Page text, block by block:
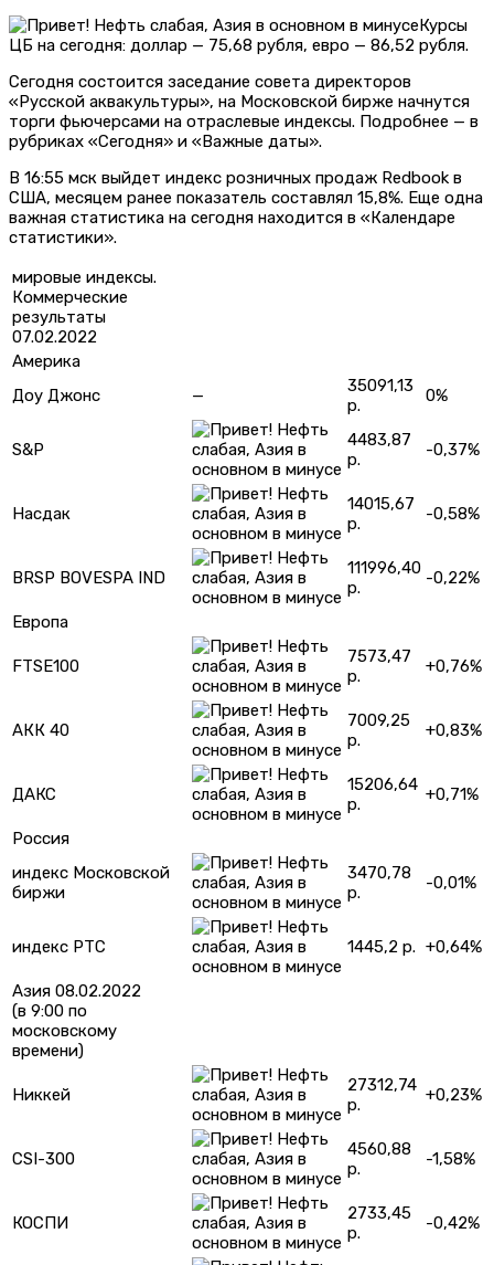
Курсы
ЦБ на сегодня: доллар — 75,68 рубля, евро — 86,52 рубля.
Сегодня состоится заседание совета директоров
«Русской аквакультуры», на Московской бирже начнутся
торги фьючерсами на отраслевые индексы. Подробнее — в
рубриках «Сегодня» и «Важные даты».
В 16:55 мск выйдет индекс розничных продаж Redbook в
США, месяцем ранее показатель составлял 15,8%. Еще одна
важная статистика на сегодня находится в «Календаре
статистики».
мировые индексы.
Коммерческие
результаты
07.02.2022
Америка
Доу Джонс
—
35091,13
р.
0%
S&P
4483,87
р.
-0,37%
Насдак
14015,67
р.
-0,58%
BRSP BOVESPA IND
111996,40
р.
-0,22%
Европа
FTSE100
7573,47
р.
+0,76%
АКК 40
7009,25
р.
+0,83%
ДАКС
15206,64
р.
+0,71%
Россия
индекс Московской
биржи
3470,78
р.
-0,01%
индекс РТС 1445,2 р. +0,64%
Азия 08.02.2022
(в 9:00 по
московскому
времени)
Никкей
27312,74
р.
+0,23%
CSI-300
4560,88
р.
-1,58%
КОСПИ
2733,45
р.
-0,42%